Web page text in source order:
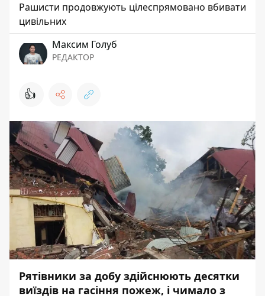
Рашисти продовжують цілеспрямовано вбивати
цивільних
Максим Голуб
РЕДАКТОР
👍
Рятівники за добу здійснюють десятки
виїздів на гасіння пожеж, і чимало з